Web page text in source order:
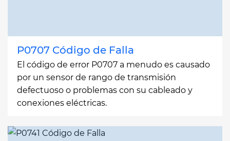
P0707 Código de Falla
El código de error P0707 a menudo es causado
por un sensor de rango de transmisión
defectuoso o problemas con su cableado y
conexiones eléctricas.